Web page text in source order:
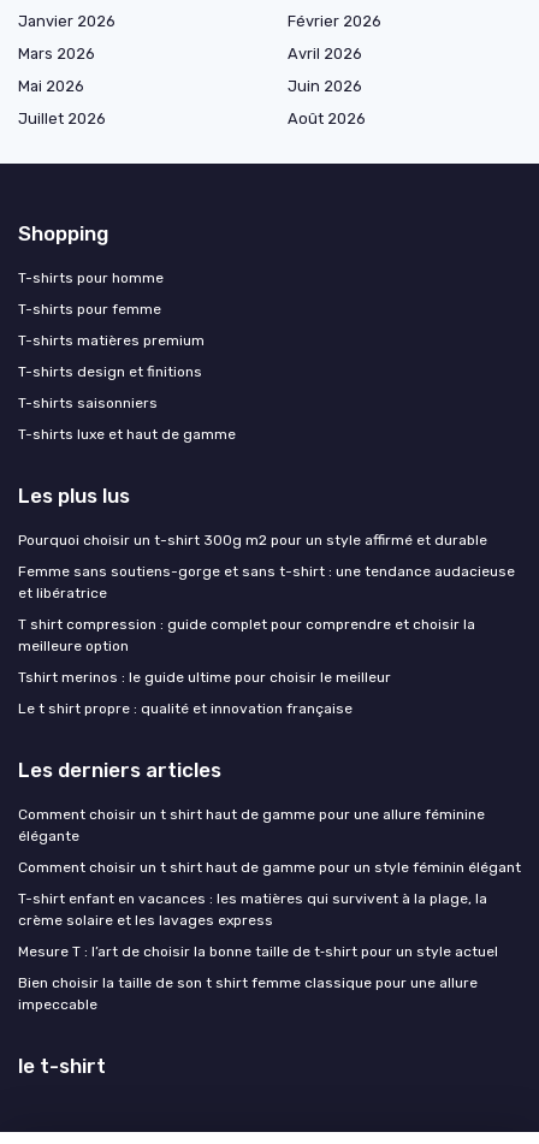
Janvier 2026
Février 2026
Mars 2026
Avril 2026
Mai 2026
Juin 2026
Juillet 2026
Août 2026
Shopping
T-shirts pour homme
T-shirts pour femme
T-shirts matières premium
T-shirts design et finitions
T-shirts saisonniers
T-shirts luxe et haut de gamme
Les plus lus
Pourquoi choisir un t-shirt 300g m2 pour un style affirmé et durable
Femme sans soutiens-gorge et sans t-shirt : une tendance audacieuse
et libératrice
T shirt compression : guide complet pour comprendre et choisir la
meilleure option
Tshirt merinos : le guide ultime pour choisir le meilleur
Le t shirt propre : qualité et innovation française
Les derniers articles
Comment choisir un t shirt haut de gamme pour une allure féminine
élégante
Comment choisir un t shirt haut de gamme pour un style féminin élégant
T-shirt enfant en vacances : les matières qui survivent à la plage, la
crème solaire et les lavages express
Mesure T : l’art de choisir la bonne taille de t‑shirt pour un style actuel
Bien choisir la taille de son t shirt femme classique pour une allure
impeccable
le t-shirt